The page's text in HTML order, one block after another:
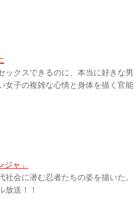
ックスできるのに、本当に好きな男
女子の複雑な心情と身体を描く官能
ャ」
社会に潜む忍者たちの姿を描いた。
放送！！